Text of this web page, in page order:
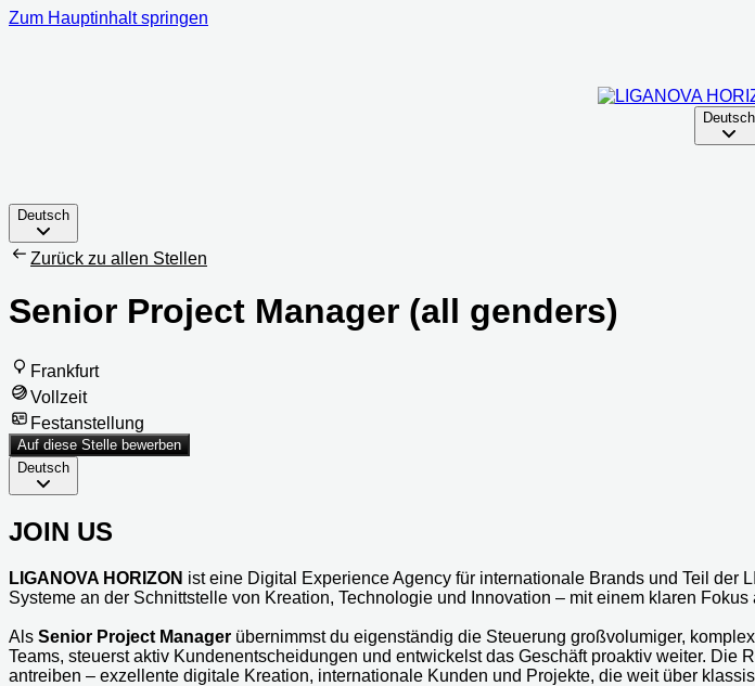
Zum Hauptinhalt springen
Deutsch
Deutsch
Zurück zu allen Stellen
Senior Project Manager (all genders)
Frankfurt
Vollzeit
Festanstellung
Auf diese Stelle bewerben
Deutsch
JOIN US
LIGANOVA HORIZON ist eine Digital Experience Agency für internationale Brands und Teil
Systeme an der Schnittstelle von Kreation, Technologie und Innovation – mit einem klaren
Als Senior Project Manager übernimmst du eigenständig die Steuerung großvolumiger,
Teams, steuerst aktiv Kundenentscheidungen und entwickelst das Geschäft proaktiv weiter.
antreiben – exzellente digitale Kreation, internationale Kunden und Projekte, die weit über